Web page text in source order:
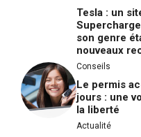
Tesla : un
son genre
nouveaux
Conseils
Le permis
jours : une
la liberté
Actualité